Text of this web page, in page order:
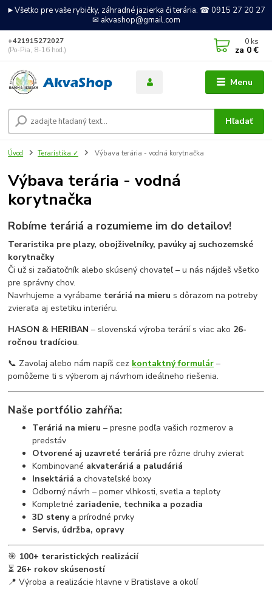
►Všetko pre vaše rybičky, záhradné jazierka či terária. ☎ 0915 27 20 27
✉ akvashop@gmail.com
Menu
Hľadať
+421915272027
(Po-Pia, 8-16 hod.)
0 ks
za 0 €
Úvod Teraristika ✓ Výbava terária - vodná korytnačka
Výbava terária - vodná
korytnačka
Robíme teráriá a rozumieme im do detailov!
Teraristika pre plazy, obojživelníky, pavúky aj suchozemské
korytnačky
Či už si začiatočník alebo skúsený chovateľ – u nás nájdeš všetko
pre správny chov.
Navrhujeme a vyrábame teráriá na mieru s dôrazom na potreby
zvieraťa aj estetiku interiéru.
HASON & HERIBAN – slovenská výroba terárií s viac ako 26-
ročnou tradíciou.
📞 Zavolaj alebo nám napíš cez kontaktný formulár –
pomôžeme ti s výberom aj návrhom ideálneho riešenia.
Naše portfólio zahŕňa:
Teráriá na mieru – presne podľa vašich rozmerov a
predstáv
Otvorené aj uzavreté teráriá pre rôzne druhy zvierat
Kombinované akvateráriá a paludáriá
Insektáriá a chovateľské boxy
Odborný návrh – pomer vlhkosti, svetla a teploty
Kompletné zariadenie, technika a pozadia
3D stenya prírodné prvky
Servis, údržba, opravy
🎯 100+ teraristických realizácií
⏳ 26+ rokov skúseností
📍 Výroba a realizácie hlavne v Bratislave a okolí